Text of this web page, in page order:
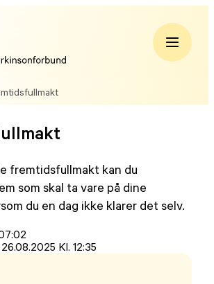
fremtidsfullmakt kan du
som skal ta vare på dine
du en dag ikke klarer det selv.
26.08.2025 Kl. 12:35